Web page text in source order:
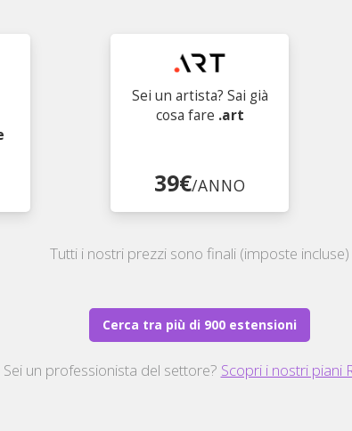
Sei un artista? Sai già
cosa fare .art
39€/ANNO
Tutti i nostri prezzi sono finali (imposte incluse)
Cerca tra più di 900 estensioni
Sei un professionista del settore? Scopri i nostri piani